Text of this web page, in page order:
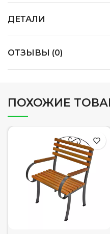
ДЕТАЛИ
ОТЗЫВЫ (0)
ПОХОЖИЕ